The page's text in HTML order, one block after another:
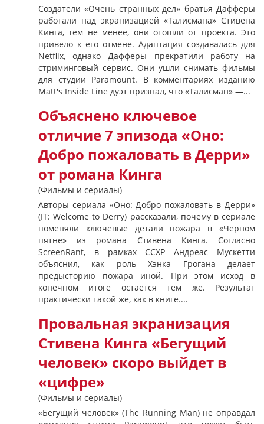
Cоздатели «Очень странных дел» братья Дафферы
работали над экранизацией «Талисмана» Стивена
Кинга, тем не менее, они отошли от проекта. Это
привело к его отмене. Адаптация создавалась для
Netflix, однако Дафферы прекратили работу на
стриминговый сервис. Они ушли снимать фильмы
для студии Paramount. В комментариях изданию
Matt's Inside Line дуэт признал, что «Талисман» —...
Объяснено ключевое
отличие 7 эпизода «Оно:
Добро пожаловать в Дерри»
от романа Кинга
(Фильмы и сериалы)
Авторы сериала «Оно: Добро пожаловать в Дерри»
(IT: Welcome to Derry) рассказали, почему в сериале
поменяли ключевые детали пожара в «Черном
пятне» из романа Стивена Кинга. Согласно
ScreenRant, в рамках CCXP Андреас Мускетти
объяснил, как роль Хэнка Грогана делает
предысторию пожара иной. При этом исход в
конечном итоге остается тем же. Результат
практически такой же, как в книге....
Провальная экранизация
Стивена Кинга «Бегущий
человек» скоро выйдет в
«цифре»
(Фильмы и сериалы)
«Бегущий человек» (The Running Man) не оправдал